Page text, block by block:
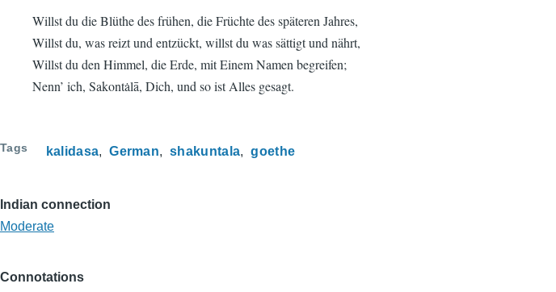
Willst du die Blüthe des frühen, die Früchte des späteren Jahres,
Willst du, was reizt und entzückt, willst du was sättigt und nährt,
Willst du den Himmel, die Erde, mit Einem Namen begreifen;
Nenn’ ich, Sakontȧlā, Dich, und so ist Alles gesagt.
Tags kalidasa German shakuntala goethe
Indian connection
Moderate
Connotations